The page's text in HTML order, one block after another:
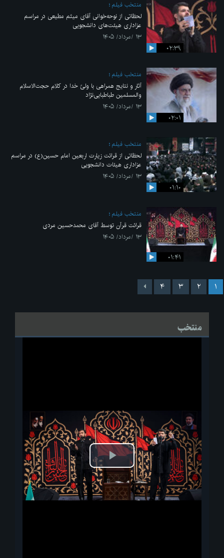
۰۲:۳۹
منتخب فیلم
لحظاتی از نوحه‌خوانی آقای میثم مطیعی در مراسم
عزاداری هیئت‌های دانشجویی
۱۳ /مرداد/ ۱۴۰۵
۰۲:۰۱
منتخب فیلم
آثار و نتایج همراهی با ولیّ خدا در کلام حجت‌الاسلام
والمسلمین طباطبایی‌نژاد
۱۳ /مرداد/ ۱۴۰۵
۰۱:۱۰
منتخب فیلم
لحظاتی از قرائت زیارت اربعین امام حسین(ع) در مراسم
عزاداری هیئات دانشجویی
۱۳ /مرداد/ ۱۴۰۵
۰۱:۴۱
منتخب فیلم
قرائت قرآن توسط آقای محمدحسین مردی
۱۳ /مرداد/ ۱۴۰۵
۱ ۲ ۳ ۴
منتخب
پخش
ویدیو